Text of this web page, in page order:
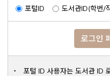
포털ID 도서관ID(학번/
로그인
포털 ID 사용자는 도서관 ID